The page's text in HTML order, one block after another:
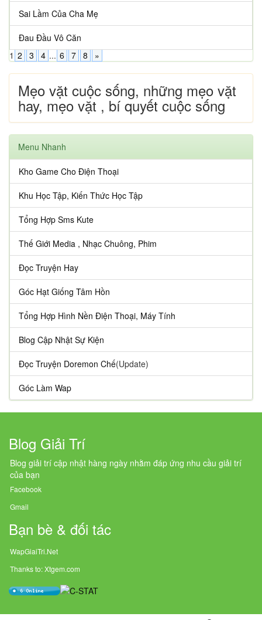
Sai Lầm Của Cha Mẹ
Đau Đầu Vô Căn
1 2 3 4 ... 6 7 8 »
Mẹo vặt cuộc sống, những mẹo vặt
hay, mẹo vặt , bí quyết cuộc sống
Menu Nhanh
Kho Game Cho Điện Thoại
Khu Học Tập, Kiến Thức Học Tập
Tổng Hợp Sms Kute
Thế Giới Media , Nhạc Chuông, Phim
Đọc Truyện Hay
Góc Hạt Giống Tâm Hồn
Tổng Hợp Hình Nền Điện Thoại, Máy Tính
Blog Cập Nhật Sự Kiện
Đọc Truyện Doremon Chế(Update)
Góc Làm Wap
Blog Giải Trí
Blog giải trí cập nhật hàng ngày nhằm đáp ứng nhu cầu giải trí
của bạn
Facebook
Gmail
Bạn bè & đối tác
WapGiaiTri.Net
Thanks to: Xtgem.com